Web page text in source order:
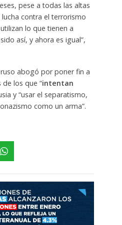
pese a todas las altas
contra el terrorismo
lo que tienen a
así, y ahora es igual”,
abogó por poner fin a
de los que “intentan
y “usar el separatismo,
como un arma”.